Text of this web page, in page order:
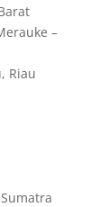
–
Riau
Sumatra